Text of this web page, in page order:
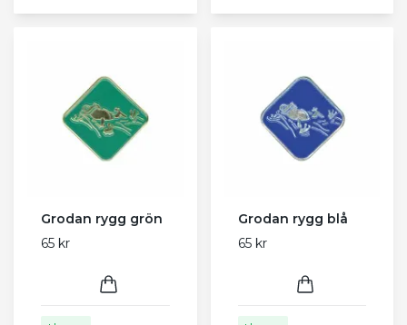
Grodan rygg grön
65 kr
Grodan rygg blå
65 kr